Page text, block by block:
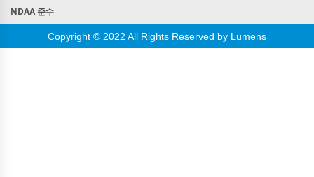
NDAA 준수
Copyright © 2022 All Rights Reserved by Lumens